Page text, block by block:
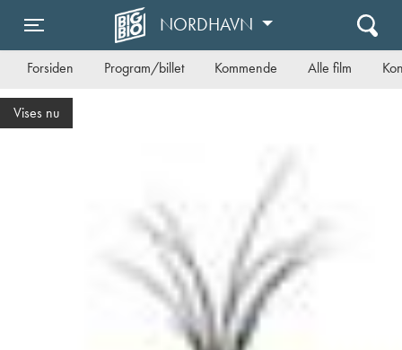
Toggle navigation
NORDHAVN
Forsiden Program/billet Kommende Alle film
Forpremiere d. 19/8 i Gyserklubben!